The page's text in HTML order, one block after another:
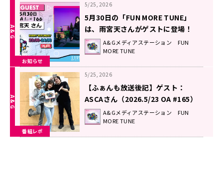
お知らせ
5/25, 2026
5月30日の「FUN MORE TUNE」
は、雨宮天さんがゲストに登場！
A&Gメディアステーション FUN
MORE TUNE
番組レポ
5/25, 2026
【ふぁんも放送後記】ゲスト：
ASCAさん（2026.5/23 OA #165）
A&Gメディアステーション FUN
MORE TUNE